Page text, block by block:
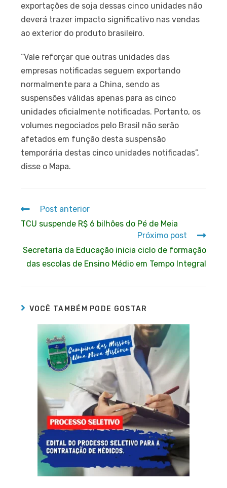
exportações de soja dessas cinco unidades não
deverá trazer impacto significativo nas vendas
ao exterior do produto brasileiro.
“Vale reforçar que outras unidades das
empresas notificadas seguem exportando
normalmente para a China, sendo as
suspensões válidas apenas para as cinco
unidades oficialmente notificadas. Portanto, os
volumes negociados pelo Brasil não serão
afetados em função desta suspensão
temporária destas cinco unidades notificadas”,
disse o Mapa.
Post anterior
TCU suspende R$ 6 bilhões do Pé de Meia
Próximo post
Secretaria da Educação inicia ciclo de formação
das escolas de Ensino Médio em Tempo Integral
VOCÊ TAMBÉM PODE GOSTAR